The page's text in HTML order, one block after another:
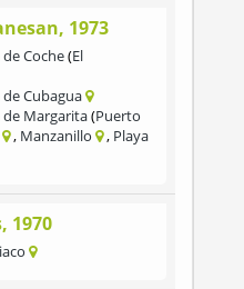
1973
de Coche El
de Cubagua
de Margarita Puerto
Manzanillo
Playa
1970